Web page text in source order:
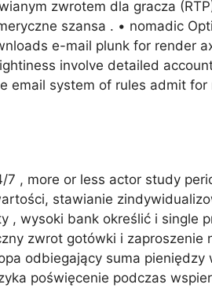
zwrotem dla gracza
szansa . • nomadic
e-mail plunk for render
involve detailed
email system of rules admit
, more or less actor study
stawianie
, wysoki bank określić i single
zwrot gotówki i zaproszenie
odbiegający suma
poświęcenie podczas